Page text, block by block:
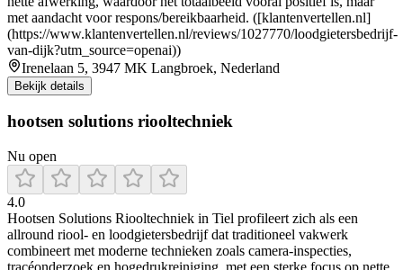
met aandacht voor respons/bereikbaarheid. ([klantenvertellen.nl]
(https://www.klantenvertellen.nl/reviews/1027770/loodgietersbedrijf-
van-dijk?utm_source=openai))
Irenelaan 5, 3947 MK Langbroek, Nederland
Bekijk details
hootsen solutions riooltechniek
Nu open
4.0
Hootsen Solutions Riooltechniek in Tiel profileert zich als een
allround riool‑ en loodgietersbedrijf dat traditioneel vakwerk
combineert met moderne technieken zoals camera-inspecties,
tracéonderzoek en hogedrukreiniging, met een sterke focus op nette